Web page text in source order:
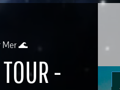
Mer 🌊
-